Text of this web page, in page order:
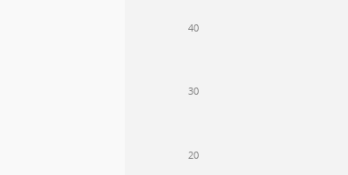
20
30
40